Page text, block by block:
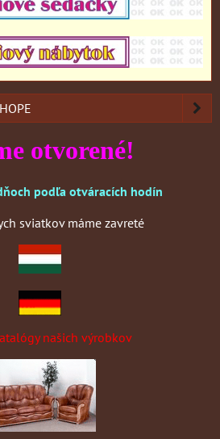
otvorené!
podľa otváracích hodín
sviatkov máme zavreté
našich výrobkov